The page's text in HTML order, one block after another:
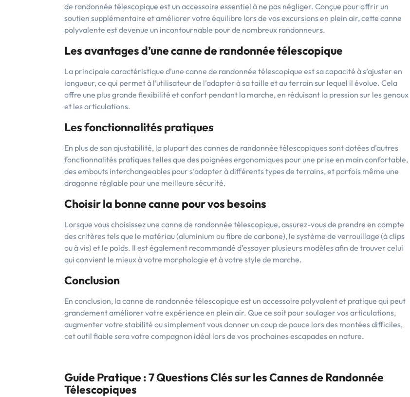
de randonnée télescopique est un accessoire essentiel à ne pas négliger. Conçue pour offrir un
soutien supplémentaire et améliorer votre équilibre lors de vos excursions en plein air, cette canne
polyvalente est devenue un incontournable pour de nombreux randonneurs.
Les avantages d’une canne de randonnée télescopique
La principale caractéristique d’une canne de randonnée télescopique est sa capacité à s’ajuster en
longueur, ce qui permet à l’utilisateur de l’adapter à sa taille et au terrain sur lequel il évolue. Cela
offre une plus grande flexibilité et confort pendant la marche, en réduisant la pression sur les genoux
et les articulations.
Les fonctionnalités pratiques
En plus de son ajustabilité, la plupart des cannes de randonnée télescopiques sont dotées d’autres
fonctionnalités pratiques telles que des poignées ergonomiques pour une prise en main confortable,
des embouts interchangeables pour s’adapter à différents types de terrains, et parfois même une
dragonne réglable pour une meilleure sécurité.
Choisir la bonne canne pour vos besoins
Lorsque vous choisissez une canne de randonnée télescopique, assurez-vous de prendre en compte
des critères tels que le matériau (aluminium ou fibre de carbone), le système de verrouillage (à clips
ou à vis) et le poids. Il est également recommandé d’essayer plusieurs modèles afin de trouver celui
qui convient le mieux à votre morphologie et à votre style de marche.
Conclusion
En conclusion, la canne de randonnée télescopique est un accessoire polyvalent et pratique qui peut
grandement améliorer votre expérience en plein air. Que ce soit pour soulager vos articulations,
augmenter votre stabilité ou simplement vous donner un coup de pouce lors des montées difficiles,
cet outil fiable sera votre compagnon idéal lors de vos prochaines escapades en nature.
Guide Pratique : 7 Questions Clés sur les Cannes de Randonnée
Télescopiques